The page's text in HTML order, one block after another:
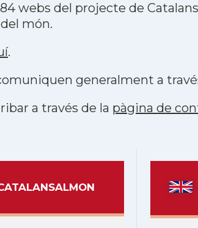
webs del projecte de
món.
.
generalment a
a través de la pàgina de